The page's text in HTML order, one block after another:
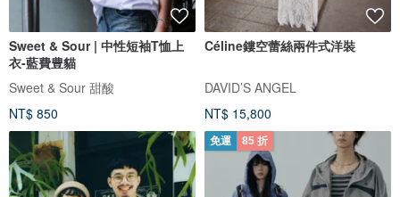
Sweet & Sour | 中性短袖T恤上
衣-藍費豊貓
Sweet & Sour 甜酸
NT$ 850
Céline鏤空蕾絲兩件式洋裝
DAVID’S ANGEL
NT$ 15,800
免運 85 折